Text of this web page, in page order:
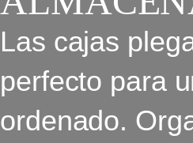
Las cajas
perfecto para
ordenado.